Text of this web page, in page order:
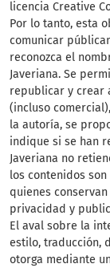
licencia Creative
Por lo tanto, esta
comunicar
reconozca el
Javeriana. Se
republicar y crear
(incluso
la autoría, se
indique si se han
Javeriana no
los contenidos
quienes
privacidad y
El aval sobre la
estilo, traducción,
otorga mediante